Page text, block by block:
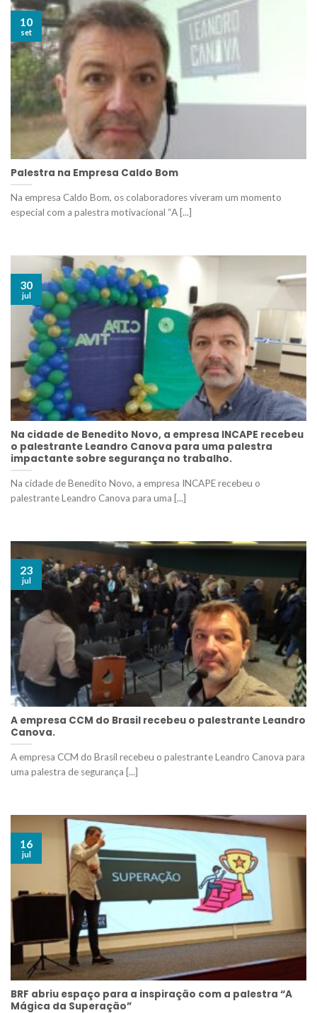
Palestra na Empresa Caldo Bom
Na empresa Caldo Bom, os colaboradores viveram um momento
especial com a palestra motivacional “A [...]
10
set
Na cidade de Benedito Novo, a empresa INCAPE recebeu
o palestrante Leandro Canova para uma palestra
impactante sobre segurança no trabalho.
Na cidade de Benedito Novo, a empresa INCAPE recebeu o
palestrante Leandro Canova para uma [...]
30
jul
A empresa CCM do Brasil recebeu o palestrante Leandro
Canova.
A empresa CCM do Brasil recebeu o palestrante Leandro Canova para
uma palestra de segurança [...]
23
jul
BRF abriu espaço para a inspiração com a palestra “A
Mágica da Superação”
16
jul